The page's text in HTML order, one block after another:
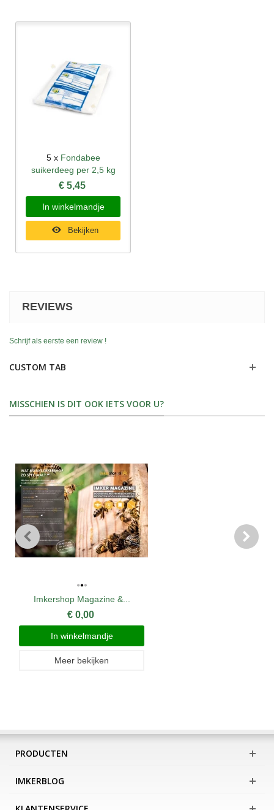
5 x Fondabee
suikerdeeg per 2,5 kg
€ 5,45
In winkelmandje
Bekijken
REVIEWS
Schrijf als eerste een review !
CUSTOM TAB
MISSCHIEN IS DIT OOK IETS VOOR U?
Imkershop Magazine &...
€ 0,00
In winkelmandje
Meer bekijken
PRODUCTEN
IMKERBLOG